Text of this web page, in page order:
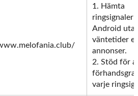
1. Hämta
ringsignaler
Android
väntetider
annonser.
2. Stöd för
varje